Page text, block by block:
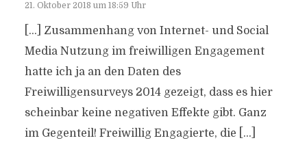
21. Oktober 2018 um 18:59 Uhr
[…] Zusammenhang von Internet- und Social
Media Nutzung im freiwilligen Engagement
hatte ich ja an den Daten des
Freiwilligensurveys 2014 gezeigt, dass es hier
scheinbar keine negativen Effekte gibt. Ganz
im Gegenteil! Freiwillig Engagierte, die […]